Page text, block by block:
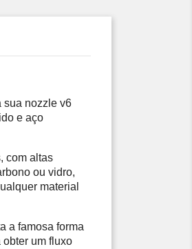
sua nozzle v6
e aço
com altas
ou vidro,
material
a famosa forma
um fluxo